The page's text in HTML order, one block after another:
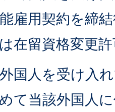
雇用契約を締
在留資格変更
国人を受け入
て当該外国人